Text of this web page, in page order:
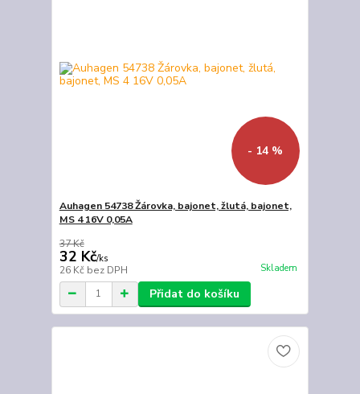
- 14 %
Auhagen 54738 Žárovka, bajonet, žlutá, bajonet,
MS 4 16V 0,05A
37 Kč
32 Kč/ks
26 Kč bez DPH Skladem
Přidat do košíku